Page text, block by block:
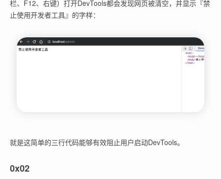
栏、F12、右键）打开DevTools都会发现网页被清空，并显示『禁
止使用开发者工具』的字样：
就是这简单的三行代码能够有效阻止用户启动DevTools。
0x02